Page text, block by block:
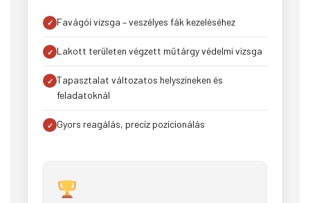
Favágói vizsga – veszélyes fák kezeléséhez
Lakott területen végzett műtárgy védelmi vizsga
Tapasztalat változatos helyszíneken és
feladatoknál
Gyors reagálás, precíz pozícionálás